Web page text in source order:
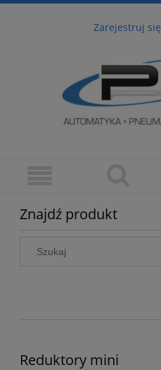
Zarejestruj się
Znajdź produkt
Reduktory mini